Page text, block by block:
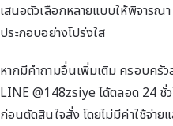
เสนอตัวเลือกหลายแบบให้พิจารณ
ประกอบอย่างโปร่งใส
หากมีคำถามอื่นเพิ่มเติม ครอบครั
LINE @148zsiye ได้ตลอด 24 ชั่
ก่อนตัดสินใจสั่ง โดยไม่มีค่าใช้จ่า